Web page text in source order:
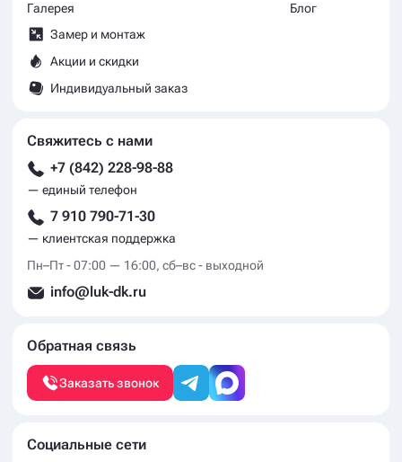
Галерея
Замер и монтаж
Акции и скидки
Индивидуальный заказ
Блог
Свяжитесь с нами
+7 (842) 228-98-88
— единый телефон
7 910 790-71-30
— клиентская поддержка
Пн–Пт - 07:00 — 16:00, сб–вс - выходной
info@luk-dk.ru
Обратная связь
Заказать звонок
Социальные сети